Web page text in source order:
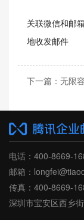
关联微信和邮
地收发邮件
下一篇： 无限
电话：400-8669-
邮箱：
传真：400-8669-
深圳市宝安区西乡